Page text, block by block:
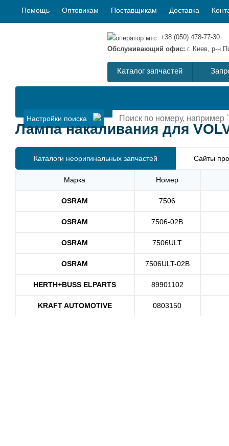
Помощь Оптовикам Поставщикам Доставка
+38 (050) 478-77-30
Обслуживающий офис: г. Киев, р-н
Каталог запчастей
Настройки поиска
Лампа накаливания для
Каталоги неоригинальных запчастей Сайты
Марка Номер
OSRAM 7506
OSRAM 7506-02B
OSRAM 7506ULT
OSRAM 7506ULT-02B
HERTH+BUSS ELPARTS 89901102
KRAFT AUTOMOTIVE 0803150